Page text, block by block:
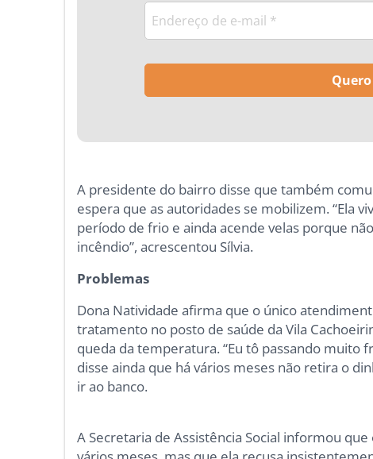
A presidente do bairro disse que também
espera que as autoridades se mobilizem. “Ela
período de frio e ainda acende velas porque
incêndio”, acrescentou Sílvia.
Problemas
Dona Natividade afirma que o único
tratamento no posto de saúde da Vila
queda da temperatura. “Eu tô passando muito
disse ainda que há vários meses não retira o
ir ao banco.
A Secretaria de Assistência Social informou